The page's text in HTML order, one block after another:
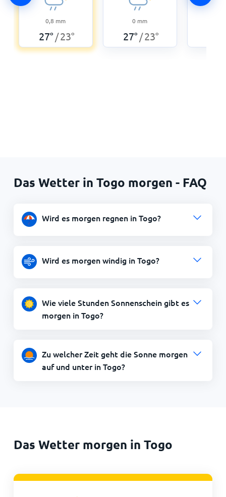
0,8 mm
27° /23°
0 mm
27° /23°
Das Wetter in Togo morgen - FAQ
Wird es morgen regnen in Togo?
Wird es morgen windig in Togo?
Wie viele Stunden Sonnenschein gibt es
morgen in Togo?
Zu welcher Zeit geht die Sonne morgen
auf und unter in Togo?
Das Wetter morgen in Togo